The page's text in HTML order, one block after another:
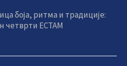
боја, ритма и традиције:
четврти ЕСТАМ